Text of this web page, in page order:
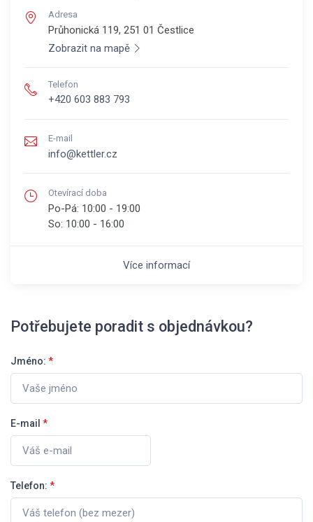
Adresa
Průhonická 119, 251 01 Čestlice
Zobrazit na mapě
Telefon
+420 603 883 793
E-mail
info@kettler.cz
Otevírací doba
Po-Pá: 10:00 - 19:00
So: 10:00 - 16:00
Více informací
Potřebujete poradit s objednávkou?
Jméno: *
E-mail *
Telefon: *